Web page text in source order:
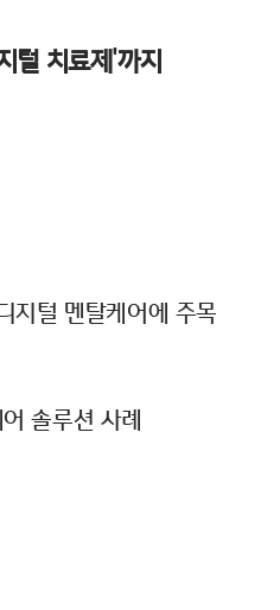
털 치료제'까지
지털 멘탈케어에 주목
솔루션 사례